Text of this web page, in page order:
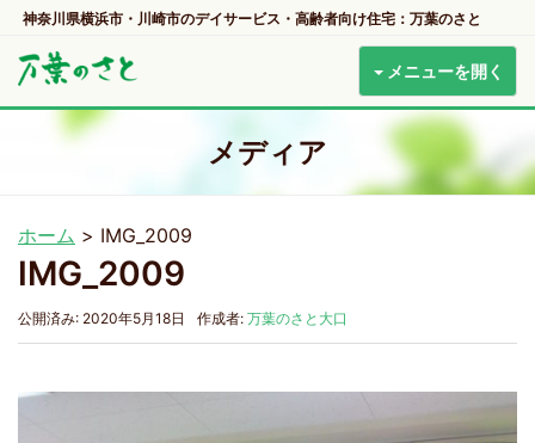
神奈川県横浜市・川崎市のデイサービス・高齢者向け住宅：万葉のさと
メニューを開く
メディア
ホーム > IMG_2009
IMG_2009
公開済み: 2020年5月18日 作成者: 万葉のさと大口